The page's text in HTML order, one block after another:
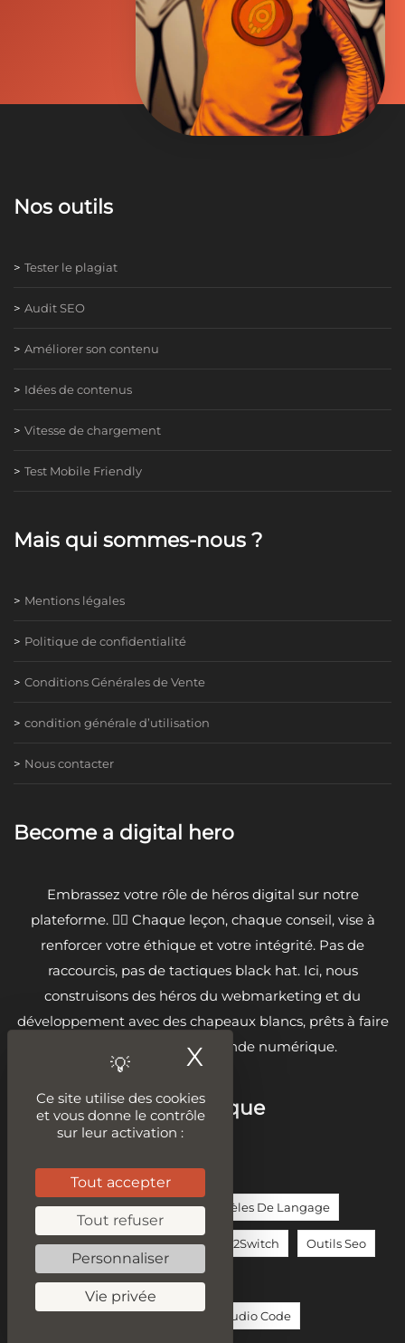
Nos outils
Tester le plagiat
Audit SEO
Améliorer son contenu
Idées de contenus
Vitesse de chargement
Test Mobile Friendly
Mais qui sommes-nous ?
Mentions légales
Politique de confidentialité
Conditions Générales de Vente
condition générale d’utilisation
Nous contacter
Become a digital hero
Embrassez votre rôle de héros digital sur notre
plateforme. 🦸‍♂️ Chaque leçon, chaque conseil, vise à
renforcer votre éthique et votre intégrité. Pas de
raccourcis, pas de tactiques black hat. Ici, nous
construisons des héros du webmarketing et du
développement avec des chapeaux blancs, prêts à faire
la différence dans le monde numérique.
Sur la même thématique
ChatGPT Copilot Guide
IA / Intelligence Artificielle Modèles De Langage
Moteur De Recherche Google O2Switch Outils Seo
Réseaux Sociaux SEA Seo
Sécurité Des Données Visual Studio Code
Ce site utilise des cookies
et vous donne le contrôle
sur leur activation :
Tout accepter
Tout refuser
Personnaliser
Vie privée
X Masquer le